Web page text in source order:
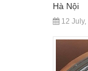
Hà Nội
12 July,